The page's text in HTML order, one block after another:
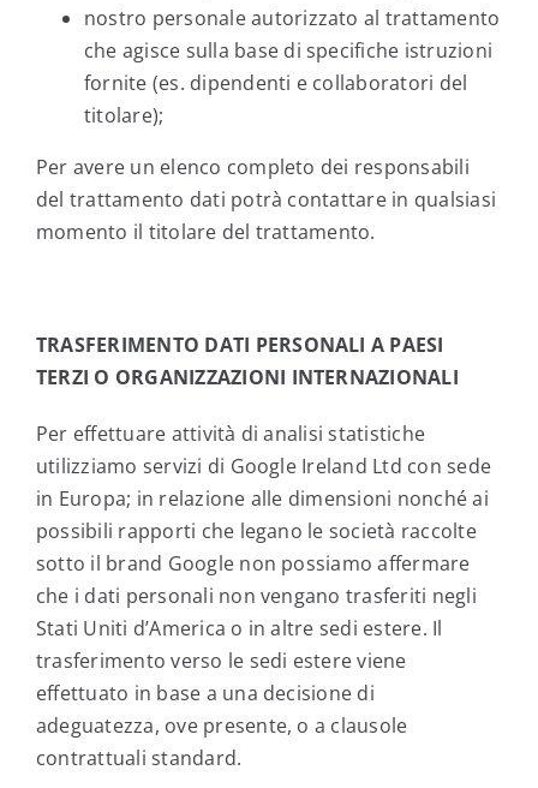
nostro personale autorizzato al trattamento
che agisce sulla base di specifiche istruzioni
fornite (es. dipendenti e collaboratori del
titolare);
Per avere un elenco completo dei responsabili
del trattamento dati potrà contattare in qualsiasi
momento il titolare del trattamento.
TRASFERIMENTO DATI PERSONALI A PAESI
TERZI O ORGANIZZAZIONI INTERNAZIONALI
Per effettuare attività di analisi statistiche
utilizziamo servizi di Google Ireland Ltd con sede
in Europa; in relazione alle dimensioni nonché ai
possibili rapporti che legano le società raccolte
sotto il brand Google non possiamo affermare
che i dati personali non vengano trasferiti negli
Stati Uniti d’America o in altre sedi estere. Il
trasferimento verso le sedi estere viene
effettuato in base a una decisione di
adeguatezza, ove presente, o a clausole
contrattuali standard.